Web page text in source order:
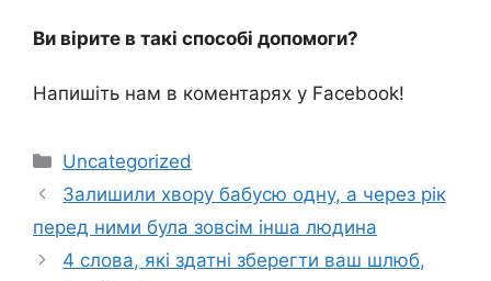
Ви вірите в такі способі допомоги?
Напишіть нам в коментарях у Facebook!
Категорії
Uncategorized
Залишили хвору бабусю одну, а через рік
перед ними була зовсім інша людина
4 слова, які здатні зберегти ваш шлюб,